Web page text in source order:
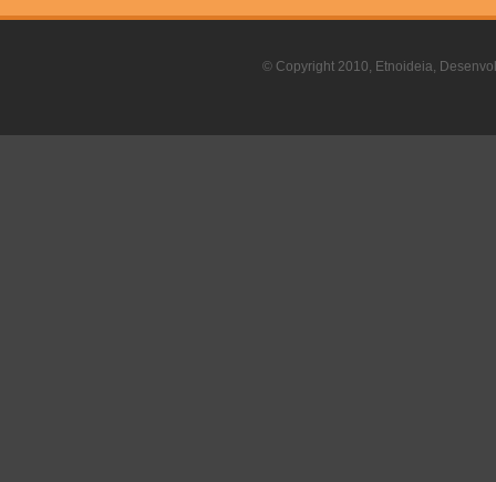
© Copyright 2010, Etnoideia,